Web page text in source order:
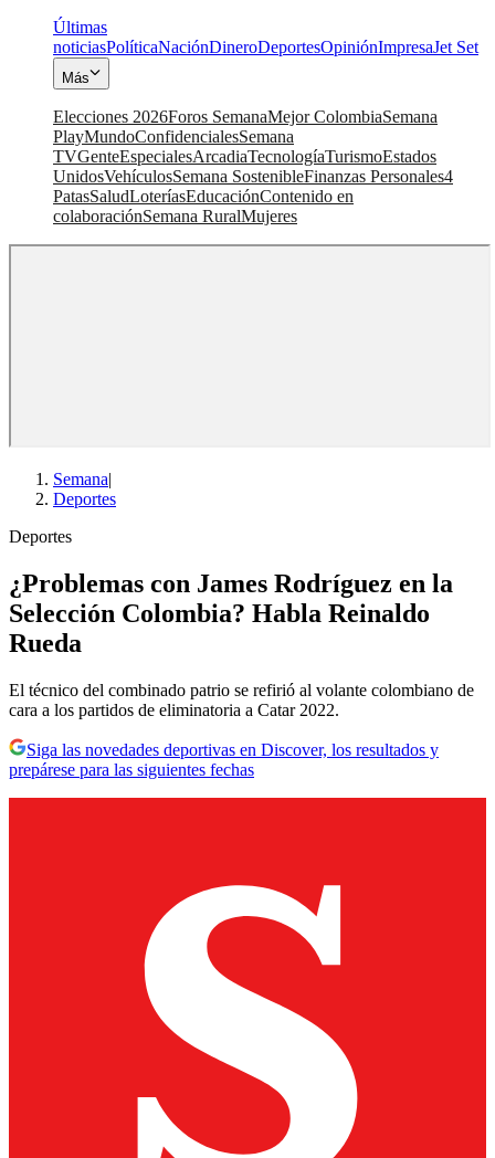
Últimas
noticiasPolíticaNaciónDineroDeportesOpiniónImpresaJet Set
Más
Elecciones 2026Foros SemanaMejor ColombiaSemana
PlayMundoConfidencialesSemana
TVGenteEspecialesArcadiaTecnologíaTurismoEstados
UnidosVehículosSemana SostenibleFinanzas Personales4
PatasSaludLoteríasEducaciónContenido en
colaboraciónSemana RuralMujeres
Semana|
Deportes
Deportes
¿Problemas con James Rodríguez en la
Selección Colombia? Habla Reinaldo
Rueda
El técnico del combinado patrio se refirió al volante colombiano de
cara a los partidos de eliminatoria a Catar 2022.
Siga las novedades deportivas en Discover, los resultados y
prepárese para las siguientes fechas